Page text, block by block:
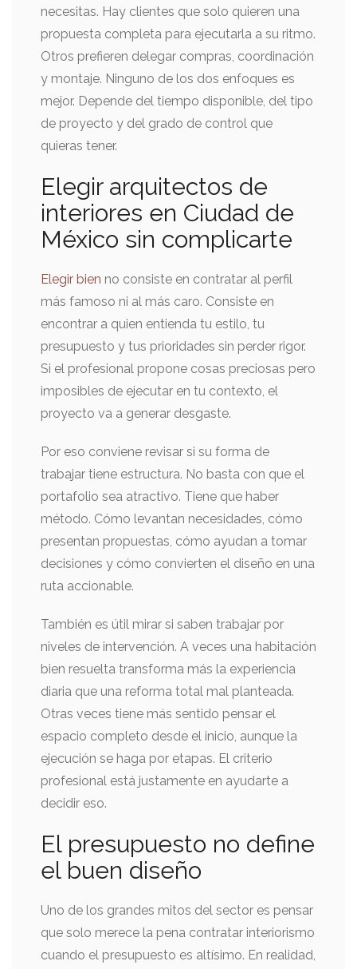
necesitas. Hay clientes que solo quieren una
propuesta completa para ejecutarla a su ritmo.
Otros prefieren delegar compras, coordinación
y montaje. Ninguno de los dos enfoques es
mejor. Depende del tiempo disponible, del tipo
de proyecto y del grado de control que
quieras tener.
Elegir arquitectos de
interiores en Ciudad de
México sin complicarte
Elegir bien no consiste en contratar al perfil
más famoso ni al más caro. Consiste en
encontrar a quien entienda tu estilo, tu
presupuesto y tus prioridades sin perder rigor.
Si el profesional propone cosas preciosas pero
imposibles de ejecutar en tu contexto, el
proyecto va a generar desgaste.
Por eso conviene revisar si su forma de
trabajar tiene estructura. No basta con que el
portafolio sea atractivo. Tiene que haber
método. Cómo levantan necesidades, cómo
presentan propuestas, cómo ayudan a tomar
decisiones y cómo convierten el diseño en una
ruta accionable.
También es útil mirar si saben trabajar por
niveles de intervención. A veces una habitación
bien resuelta transforma más la experiencia
diaria que una reforma total mal planteada.
Otras veces tiene más sentido pensar el
espacio completo desde el inicio, aunque la
ejecución se haga por etapas. El criterio
profesional está justamente en ayudarte a
decidir eso.
El presupuesto no define
el buen diseño
Uno de los grandes mitos del sector es pensar
que solo merece la pena contratar interiorismo
cuando el presupuesto es altísimo. En realidad,